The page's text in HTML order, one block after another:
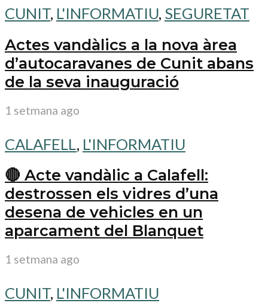
CUNIT, L'INFORMATIU, SEGURETAT
Actes vandàlics a la nova àrea
d’autocaravanes de Cunit abans
de la seva inauguració
1 setmana ago
CALAFELL , L'INFORMATIU
🔴 Acte vandàlic a Calafell:
destrossen els vidres d’una
desena de vehicles en un
aparcament del Blanquet
1 setmana ago
CUNIT, L'INFORMATIU